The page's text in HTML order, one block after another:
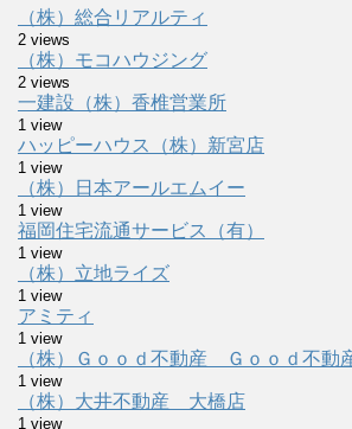
（株）総合リアルティ
2 views
（株）モコハウジング
2 views
一建設（株）香椎営業所
1 view
ハッピーハウス（株）新宮店
1 view
（株）日本アールエムイー
1 view
福岡住宅流通サービス（有）
1 view
（株）立地ライズ
1 view
アミティ
1 view
（株）Ｇｏｏｄ不動産 Ｇｏｏｄ不動
1 view
（株）大井不動産 大橋店
1 view